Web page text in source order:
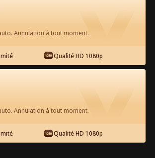
Entichée du PDG Film
Tous les épisodes
Annulation à tout moment.
Qualité HD 1080p
Annulation à tout moment.
Qualité HD 1080p